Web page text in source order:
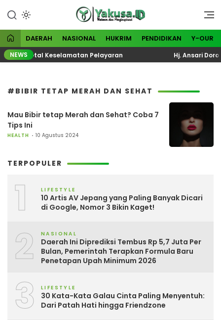
konten
Yakusa
Visioner dan Menginspirasi
DAERAH NASIONAL HUKRIM PENDIDIKAN Y-OUR
NEWSTotal Keselamatan Pelayaran Hj. Ansari
#BIBIR TETAP MERAH DAN SEHAT
Mau Bibir tetap Merah dan Sehat? Coba 7
Tips Ini
HEALTH 10 Agustus 2024
TERPOPULER
1 LIFESTYLE
10 Artis AV Jepang yang Paling Banyak Dicari
di Google, Nomor 3 Bikin Kaget!
2 NASIONAL
Daerah Ini Diprediksi Tembus Rp 5,7 Juta Per
Bulan, Pemerintah Terapkan Formula Baru
Penetapan Upah Minimum 2026
3 LIFESTYLE
30 Kata-Kata Galau Cinta Paling Menyentuh:
Dari Patah Hati hingga Friendzone